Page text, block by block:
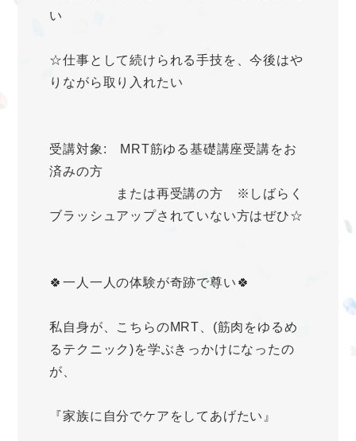
い
☆仕事として続けられる手技を、今後はや
りながら取り入れたい
受講対象: MRT筋ゆる基礎講座受講をお
済みの方
または再受講の方 ※しばらく
ブラッシュアップされていない方はぜひ☆
🍀一人一人の体験が奇跡で尊い🍀
私自身が、こちらのMRT、(筋肉をゆるめ
るテクニック)を学ぶきっかけになったの
が、
『家族に自分でケアをしてあげたい』